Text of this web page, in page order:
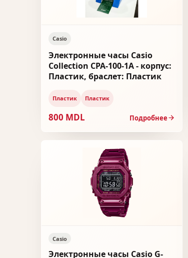
Casio
Электронные часы Casio
Collection CPA-100-1A - корпус:
Пластик, браслет: Пластик
Пластик Пластик
800 MDL Подробнее
Casio
Электронные часы Casio G-